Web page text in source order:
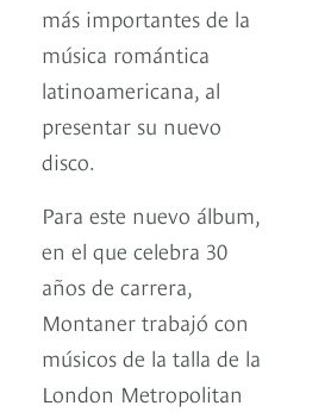
más importantes de la
música romántica
latinoamericana, al
presentar su nuevo
disco.
Para este nuevo álbum,
en el que celebra 30
años de carrera,
Montaner trabajó con
músicos de la talla de la
London Metropolitan